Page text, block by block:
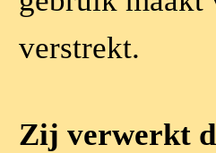
verstrekt.
Zij verwerkt